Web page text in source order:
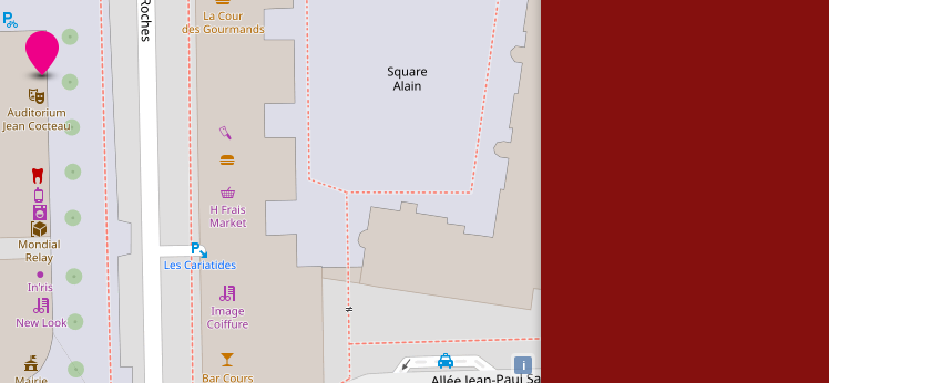
i